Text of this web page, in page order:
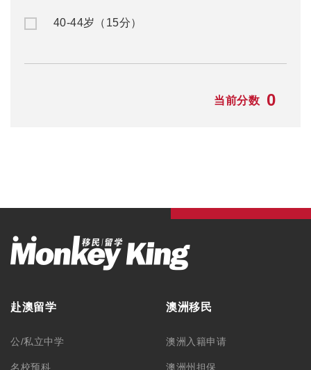
40-44岁（15分）
当前分数 0
赴澳留学
公/私立中学
名校预科
澳洲移民
澳洲入籍申请
澳洲州担保